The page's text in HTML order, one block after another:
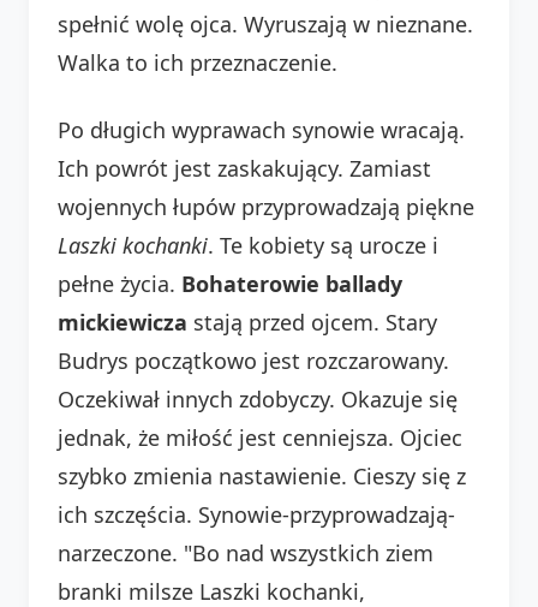
spełnić wolę ojca. Wyruszają w nieznane.
Walka to ich przeznaczenie.
Po długich wyprawach synowie wracają.
Ich powrót jest zaskakujący. Zamiast
wojennych łupów przyprowadzają piękne
Laszki kochanki. Te kobiety są urocze i
pełne życia. Bohaterowie ballady
mickiewicza stają przed ojcem. Stary
Budrys początkowo jest rozczarowany.
Oczekiwał innych zdobyczy. Okazuje się
jednak, że miłość jest cenniejsza. Ojciec
szybko zmienia nastawienie. Cieszy się z
ich szczęścia. Synowie-przyprowadzają-
narzeczone. "Bo nad wszystkich ziem
branki milsze Laszki kochanki,